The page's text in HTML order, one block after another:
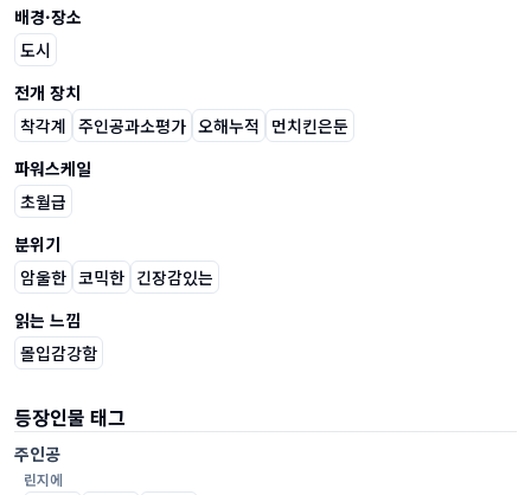
배경·장소
도시
전개 장치
착각계 주인공과소평가 오해누적 먼치킨은둔
파워스케일
초월급
분위기
암울한 코믹한 긴장감있는
읽는 느낌
몰입감강함
등장인물 태그
주인공
린지에